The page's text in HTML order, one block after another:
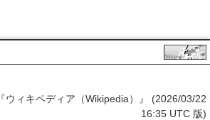
ウィキペディア（Wikipedia）』 (2026/03/22
16:35 UTC 版)